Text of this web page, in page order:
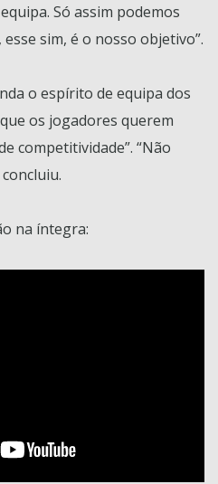
Só assim podemos
sim, é o nosso objetivo”.
o espírito de equipa dos
os jogadores querem
competitividade”. “Não
na íntegra: